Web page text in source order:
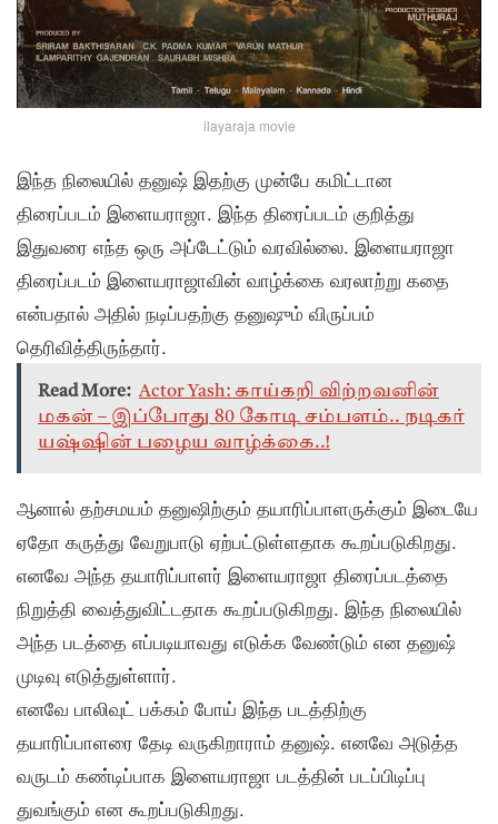
ilayaraja movie
இந்த நிலையில் தனுஷ் இதற்கு முன்பே கமிட்டான
திரைப்படம் இளையராஜா. இந்த திரைப்படம் குறித்து
இதுவரை எந்த ஒரு அப்டேட்டும் வரவில்லை. இளையராஜா
திரைப்படம் இளையராஜாவின் வாழ்க்கை வரலாற்று கதை
என்பதால் அதில் நடிப்பதற்கு தனுஷும் விருப்பம்
தெரிவித்திருந்தார்.
Read More: Actor Yash: காய்கறி விற்றவனின்
மகன் – இப்போது 80 கோடி சம்பளம்.. நடிகர்
யஷ்ஷின் பழைய வாழ்க்கை..!
ஆனால் தற்சமயம் தனுஷிற்கும் தயாரிப்பாளருக்கும் இடையே
ஏதோ கருத்து வேறுபாடு ஏற்பட்டுள்ளதாக கூறப்படுகிறது.
எனவே அந்த தயாரிப்பாளர் இளையராஜா திரைப்படத்தை
நிறுத்தி வைத்துவிட்டதாக கூறப்படுகிறது. இந்த நிலையில்
அந்த படத்தை எப்படியாவது எடுக்க வேண்டும் என தனுஷ்
முடிவு எடுத்துள்ளார்.
எனவே பாலிவுட் பக்கம் போய் இந்த படத்திற்கு
தயாரிப்பாளரை தேடி வருகிறாராம் தனுஷ். எனவே அடுத்த
வருடம் கண்டிப்பாக இளையராஜா படத்தின் படப்பிடிப்பு
துவங்கும் என கூறப்படுகிறது.